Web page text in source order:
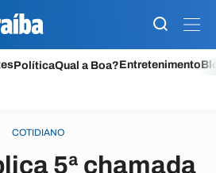
PolíticaQual a Boa?Entretenimento
COTIDIANO
5ª chamada